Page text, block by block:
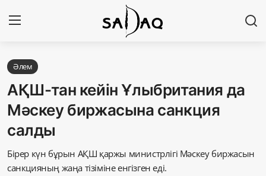
Басты бет
Редакциялық байланыстар
Материалдарды қолдану тәртібі
Әлем
АҚШ-тан кейін Ұлыбритания да
Мәскеу биржасына санкция
салды
Бірер күн бұрын АҚШ қаржы министрлігі Мәскеу биржасын
санкцияның жаңа тізіміне енгізген еді.